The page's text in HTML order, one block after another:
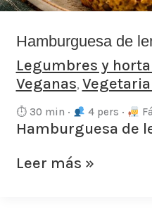
Hamburguesa de
Legumbres y
Veganas,
⏱ 30 min · 4 pers ·
Hamburguesa de
Leer más »